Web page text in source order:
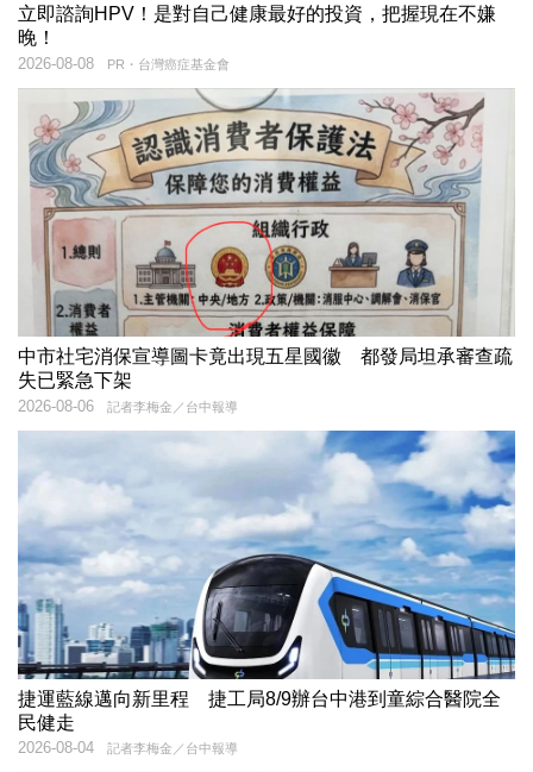
立即諮詢HPV！是對自己健康最好的投資，把握現在不嫌
晚！
PR・台灣癌症基金會
2026-08-08
中市社宅消保宣導圖卡竟出現五星國徽 都發局坦承審查疏
失已緊急下架
記者李梅金／台中報導
2026-08-06
捷運藍線邁向新里程 捷工局8/9辦台中港到童綜合醫院全
民健走
記者李梅金／台中報導
2026-08-04